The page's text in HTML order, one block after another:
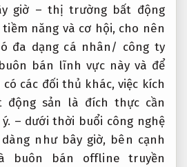
giờ – thị trường bất động
năng và cơ hội, cho nên
đa dạng cá nhân/ công ty
bán lĩnh vực này và để
các đối thủ khác, việc kích
động sản là đích thực cần
– dưới thời buổi công nghệ
như bây giờ, bên cạnh
buôn bán offline truyền